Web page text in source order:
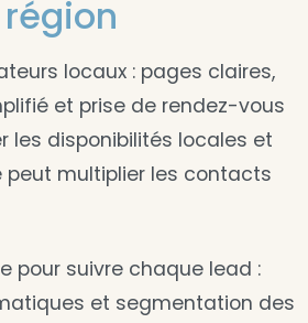
locaux : pages claires,
et prise de rendez-vous
les disponibilités locales et
multiplier les contacts
pour suivre chaque lead :
et segmentation des